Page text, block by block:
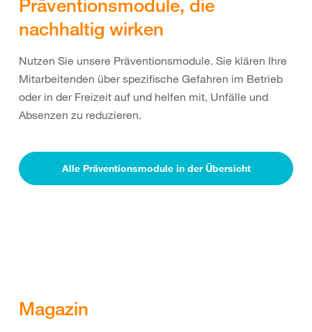
Präventionsmodule, die
nachhaltig wirken
Nutzen Sie unsere Präventionsmodule. Sie klären Ihre
Mitarbeitenden über spezifische Gefahren im Betrieb
oder in der Freizeit auf und helfen mit, Unfälle und
Absenzen zu reduzieren.
Alle Präventionsmodule in der Übersicht
Magazin